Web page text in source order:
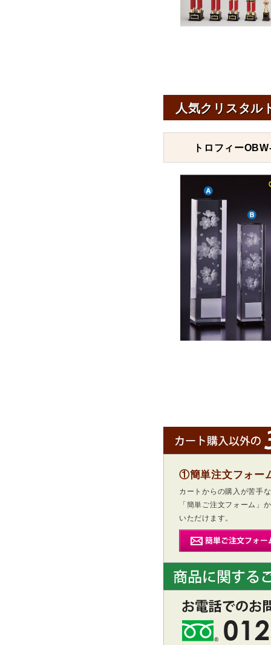
人気クリスタル
トロフィー
①簡単注文フォー
カートからの購入が苦手
「簡単ご注文フォーム」
いただけます。